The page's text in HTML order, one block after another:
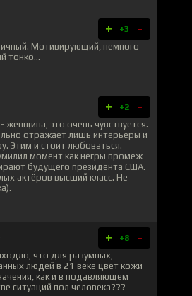
+ +3 -
Мотивирующий, немного
тонко...
+ +2 -
женщина, это очень чувствуется.
отражает лишь интерьеры и
Этим и стоит любоваться.
момент как негры промеж
будущего президента США.
актёров высший класс. Не
+ +8 -
что для разумных,
людей в 21 веке цвет кожи
как и в подавляющем
ситуаций пол человека???